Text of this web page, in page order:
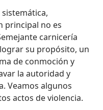
principal no es
carnicería
su propósito, un
de conmoción y
la autoridad y
Veamos algunos
actos de violencia.